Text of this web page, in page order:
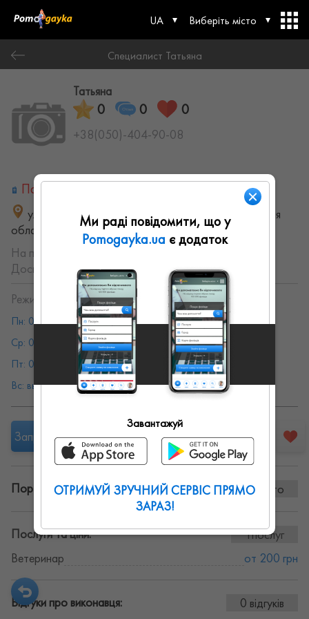
UA Виберіть місто
Специалист Татьяна
Татьяна
0 0 0
+38(050)-404-90-08
Паспорт не надано
улица Сергея Грицевца, 29А, Харьков, Харьковская
область, Украина
На порталі з:
20.07.2021
Досвід роботи:не указанно
Режим работы:
Пн: 08:00 - 19:00
Вт: 08:00 - 19:00
Ср: 08:00 - 19:00
Чт: 08:00 - 19:00
Пт: 08:00 - 19:00
Сб: 08:00 - 19:00
Вс: выходной
Запропонувати роботу
Портфоліо винаних робіт: 0 фото
Послуги та ціни:
1послуг
Ветеринар
от 200 грн
Відгуки про виконавця: 0 відгуків
Ми раді повідомити, що у
Pomogayka.ua є додаток
Завантажуй
ОТРИМУЙ ЗРУЧНИЙ СЕРВІС ПРЯМО
ЗАРАЗ!